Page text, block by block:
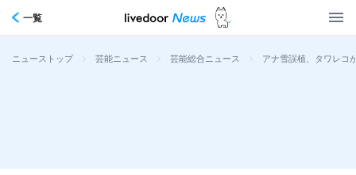
一覧
ニューストップ > 芸能ニュース > 芸能総合ニュース > アナ雪誤植、タワレコ